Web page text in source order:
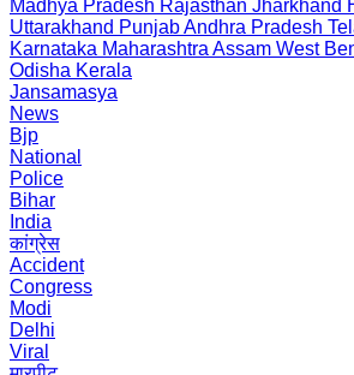
Madhya Pradesh Rajasthan Jharkhand
Uttarakhand PunjabAndhra Pradesh
Karnataka Maharashtra Assam West
Odisha Kerala
Jansamasya
News
Bjp
National
Police
Bihar
India
कांग्रेस
Accident
Congress
Modi
Delhi
Viral